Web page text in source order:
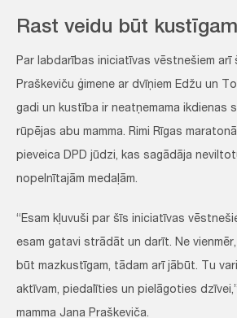
Rast veidu būt kustīgam
Par labdarības iniciatīvas vēstnešiem arī
Praškeviču ģimene ar dvīņiem Edžu un
gadi un kustība ir neatņemama ikdienas
rūpējas abu mamma. Rimi Rīgas
pieveica DPD jūdzi, kas sagādāja
nopelnītajām medaļām.
“Esam kļuvuši par šīs iniciatīvas
esam gatavi strādāt un darīt. Ne
būt mazkustīgam, tādam arī jābūt. Tu
aktīvam, piedalīties un pielāgoties
mamma Jana Praškeviča.